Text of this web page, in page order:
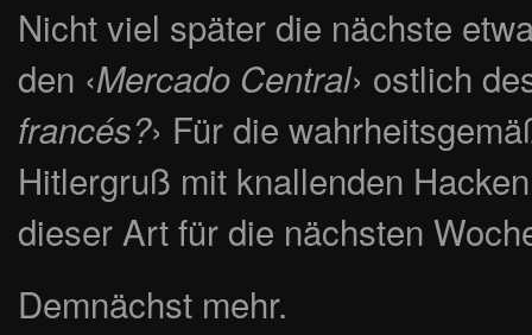
Nicht viel später die nächste
den ‹Mercado Central› ostlich
francés?› Für die
Hitlergruß mit knallenden
dieser Art für die nächsten
Demnächst mehr.